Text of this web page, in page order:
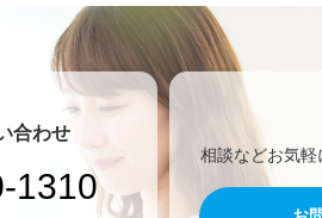
合わせ
1310
相談などお気